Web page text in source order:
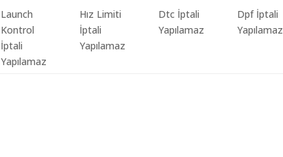
Launch
Kontrol
İptali
Yapılamaz
Hız Limiti
İptali
Yapılamaz
Dtc İptali
Yapılamaz
Dpf İptali
Yapılamaz